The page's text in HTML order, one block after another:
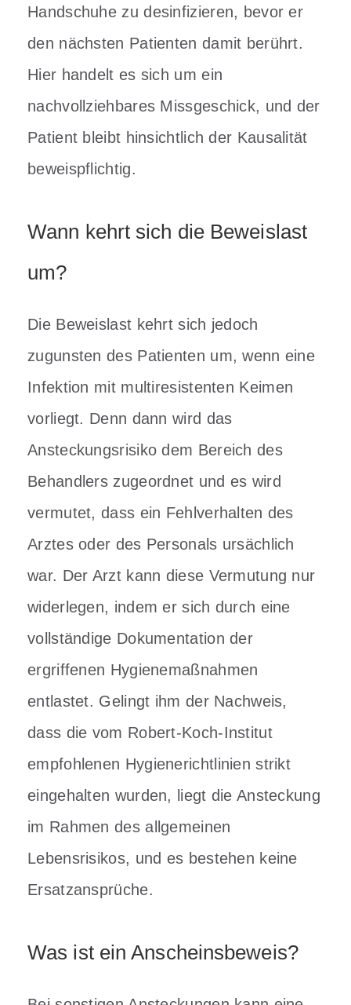
Handschuhe zu desinfizieren, bevor er
den nächsten Patienten damit berührt.
Hier handelt es sich um ein
nachvollziehbares Missgeschick, und der
Patient bleibt hinsichtlich der Kausalität
beweispflichtig.
Wann kehrt sich die Beweislast
um?
Die Beweislast kehrt sich jedoch
zugunsten des Patienten um, wenn eine
Infektion mit multiresistenten Keimen
vorliegt. Denn dann wird das
Ansteckungsrisiko dem Bereich des
Behandlers zugeordnet und es wird
vermutet, dass ein Fehlverhalten des
Arztes oder des Personals ursächlich
war. Der Arzt kann diese Vermutung nur
widerlegen, indem er sich durch eine
vollständige Dokumentation der
ergriffenen Hygienemaßnahmen
entlastet. Gelingt ihm der Nachweis,
dass die vom Robert-Koch-Institut
empfohlenen Hygienerichtlinien strikt
eingehalten wurden, liegt die Ansteckung
im Rahmen des allgemeinen
Lebensrisikos, und es bestehen keine
Ersatzansprüche.
Was ist ein Anscheinsbeweis?